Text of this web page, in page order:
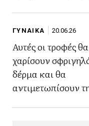
ΓΥΝΑΙΚΑ 20.06.26
Αυτές οι τροφές
χαρίσουν
δέρμα και θα
αντιμετωπίσουν